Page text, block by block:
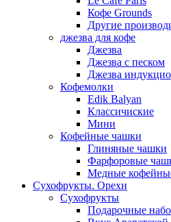
Кофе Grounds
Другие
джезва для кофе
Джезва
Джезва с песком
Джезва
Кофемолки
Edik Balyan
Классичиские
Мини
Кофейные чашки
Глиняные чашки
Фарфоровые
Медные
Сухофрукты. Орехи
Сухофрукты
Подарочные